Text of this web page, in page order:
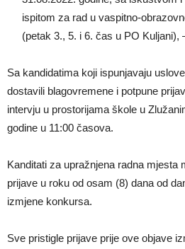
ispitom za rad u vaspitno-
(petak 3., 5. i 6. čas u PO Kuljani),
Sa kandidatima koji ispunjavaju
dostavili blagovremene i potpune
intervju u prostorijama škole u
godine u 11:00 časova.
Kanditati za upražnjena radna mjesta
prijave u roku od osam (8) dana od
izmjene konkursa.
Sve pristigle prijave prije ove objave